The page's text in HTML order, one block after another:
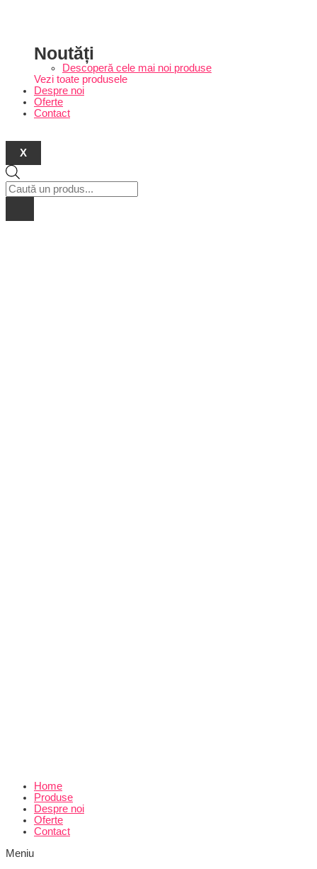
Noutăți
Descoperă cele mai noi produse
Vezi toate produsele
Despre noi
Oferte
Contact
X
Products
search
Home
Produse
Despre noi
Oferte
Contact
Meniu